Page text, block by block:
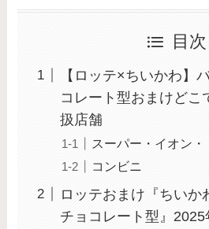
目次
【ロッテ×ちいかわ】
コレート型おまけどこ
扱店舗
スーパー・イオン
コンビニ
ロッテおまけ『ちいか
チョコレート型』